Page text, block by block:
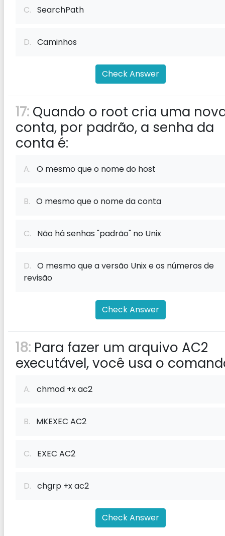
C. SearchPath
D. Caminhos
Check Answer
17: Quando o root cria uma
conta, por padrão, a senha da
conta é:
A. O mesmo que o nome do host
B. O mesmo que o nome da conta
C. Não há senhas "padrão" no Unix
D. O mesmo que a versão Unix e os números de
revisão
Check Answer
18: Para fazer um arquivo AC2
executável, você usa o
A. chmod +x ac2
B. MKEXEC AC2
C. EXEC AC2
D. chgrp +x ac2
Check Answer